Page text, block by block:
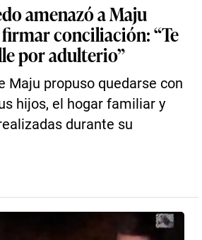
amenazó a Maju
conciliación: “Te
por adulterio”
Maju propuso quedarse con
hijos, el hogar familiar y
durante su